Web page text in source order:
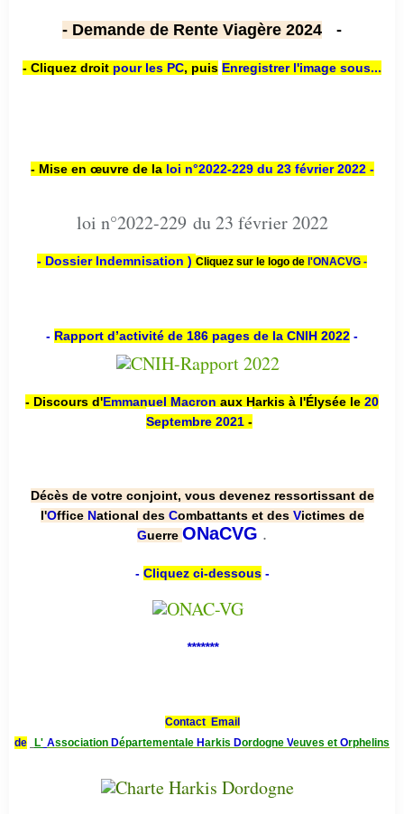
- Demande de Rente Viagère 2024 -
- Cliquez droit pour les PC, puis Enregistrer l'image sous...
- Mise en œuvre de la loi n°2022-229 du 23 février 2022 -
loi n°2022-229 du 23 février 2022
- Dossier Indemnisation ) Cliquez sur le logo de l'ONACVG -
- Rapport d’activité de 186 pages de la CNIH 2022 -
- Discours d'Emmanuel Macron aux Harkis à l'Élysée le 20
Septembre 2021 -
Décès de votre conjoint, vous devenez ressortissant de
l'Office National des Combattants et des Victimes de
Guerre ONaCVG .
- Cliquez ci-dessous-
*******
Contact Email
de
L' Association Départementale Harkis Dordogne Veuves et Orphelins